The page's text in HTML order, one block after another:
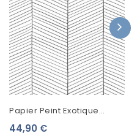
Papier Peint Exotique
Black, White And Gold Esta
44,90 €